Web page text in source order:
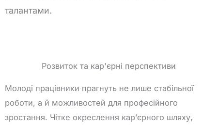
талантами.
Розвиток та кар'єрні перспективи
Молоді працівники прагнуть не лише стабільної
роботи, а й можливостей для професійного
зростання. Чітке окреслення кар’єрного шляху,